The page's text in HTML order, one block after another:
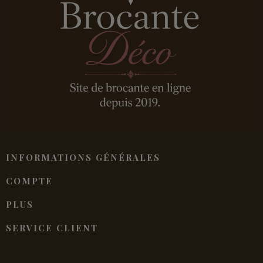
INFORMATIONS GÉNÉRALES
COMPTE
PLUS
SERVICE CLIENT